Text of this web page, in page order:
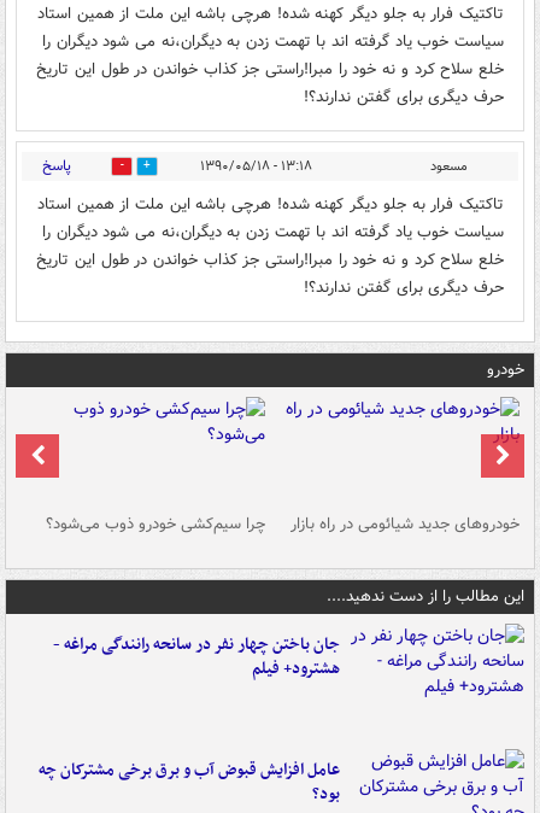
تاکتیک فرار به جلو دیگر کهنه شده! هرچی باشه این ملت از همین استاد
سیاست خوب یاد گرفته اند با تهمت زدن به دیگران،نه می شود دیگران را
خلع سلاح کرد و نه خود را مبرا!راستی جز کذاب خواندن در طول این تاریخ
حرف دیگری برای گفتن ندارند؟!
مسعود ۱۳:۱۸ - ۱۳۹۰/۰۵/۱۸ 0 پاسخ
تاکتیک فرار به جلو دیگر کهنه شده! هرچی باشه این ملت از همین استاد
سیاست خوب یاد گرفته اند با تهمت زدن به دیگران،نه می شود دیگران را
خلع سلاح کرد و نه خود را مبرا!راستی جز کذاب خواندن در طول این تاریخ
حرف دیگری برای گفتن ندارند؟!
خودرو
خودروهای جدید شیائومی در راه بازار چرا سیم‌کشی خودرو ذوب می‌شود؟
این مطالب را از دست ندهید....
جان باختن چهار نفر در سانحه رانندگی مراغه -
هشترود+ فیلم
عامل افزایش قبوض آب و برق برخی مشترکان چه
بود؟